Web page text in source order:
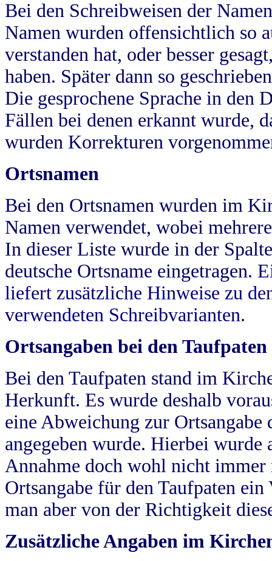
Bei den Schreibweisen der
Namen wurden offensichtlich so
verstanden hat, oder besser
haben. Später dann so
Die gesprochene Sprache in
Fällen bei denen erkannt wurde,
wurden Korrekturen
Ortsnamen
Bei den Ortsnamen wurden im
Namen verwendet, wobei
In dieser Liste wurde in der
deutsche Ortsname eingetragen.
liefert zusätzliche Hinweise zu
verwendeten Schreibvarianten.
Ortsangaben bei den Taufpaten
Bei den Taufpaten stand im
Herkunft. Es wurde deshalb
eine Abweichung zur
angegeben wurde. Hierbei wurde
Annahme doch wohl nicht
Ortsangabe für den Taufpaten
man aber von der Richtigkeit
Zusätzliche Angaben im